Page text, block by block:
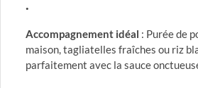
Accompagnement idéal : Purée de
maison, tagliatelles fraîches ou riz
parfaitement avec la sauce